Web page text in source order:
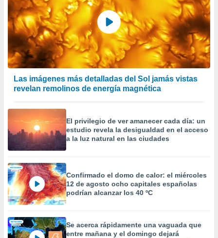
Las imágenes más detalladas del Sol jamás vistas
revelan remolinos de energía magnética
El privilegio de ver amanecer cada día: un
estudio revela la desigualdad en el acceso
a la luz natural en las ciudades
Confirmado el domo de calor: el miércoles
12 de agosto ocho capitales españolas
podrían alcanzar los 40 ºC
Se acerca rápidamente una vaguada que
entre mañana y el domingo dejará